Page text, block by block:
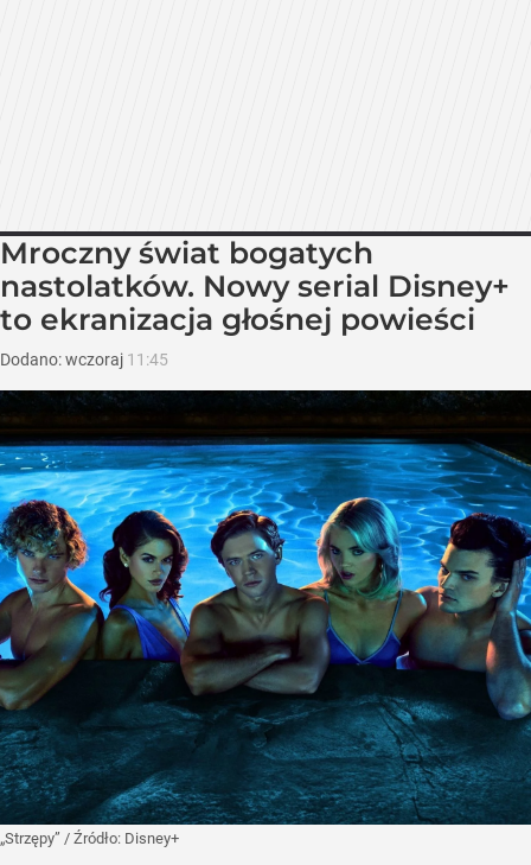
Mroczny świat bogatych
nastolatków. Nowy serial Disney+
to ekranizacja głośnej powieści
Dodano:wczoraj 11:45
„Strzępy” / Źródło: Disney+